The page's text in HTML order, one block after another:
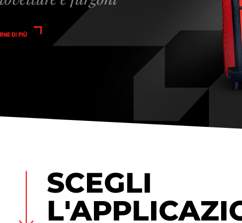
SCEGLI